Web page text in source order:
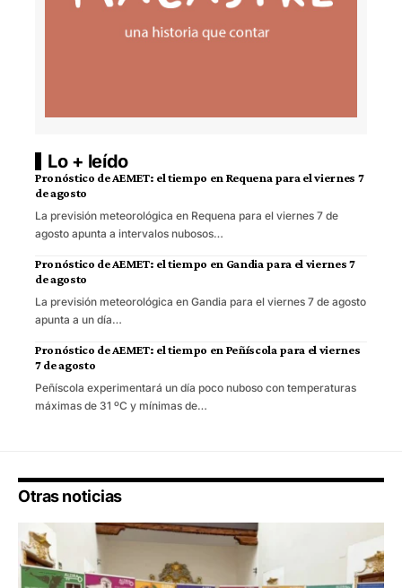
Lo + leído
Pronóstico de AEMET: el tiempo en Requena para el viernes 7
de agosto
La previsión meteorológica en Requena para el viernes 7 de
agosto apunta a intervalos nubosos…
Pronóstico de AEMET: el tiempo en Gandia para el viernes 7
de agosto
La previsión meteorológica en Gandia para el viernes 7 de agosto
apunta a un día…
Pronóstico de AEMET: el tiempo en Peñíscola para el viernes
7 de agosto
Peñíscola experimentará un día poco nuboso con temperaturas
máximas de 31 ºC y mínimas de…
Otras noticias